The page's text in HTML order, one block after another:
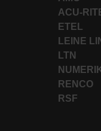
ACU-
ETEL
LEINE
LTN
RENCO
RSF